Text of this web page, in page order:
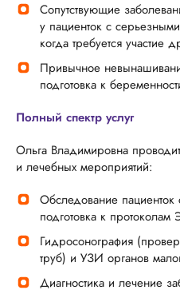
Сопутствующие
у пациенток с
когда требуется участие
Привычное
подготовка к
Полный спектр услуг
Ольга Владимировна
и лечебных мероприятий:
Обследование
подготовка к протоколам
Гидросонография
труб) и УЗИ органов
Диагностика и лечение